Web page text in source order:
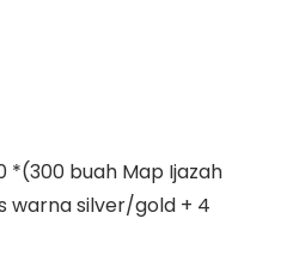
*(300 buah Map Ijazah
warna silver/gold + 4